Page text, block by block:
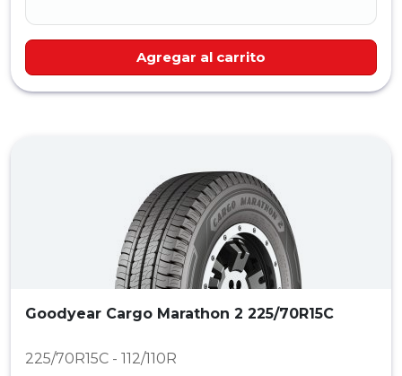
Agregar al carrito
Goodyear Cargo Marathon 2 225/70R15C
225/70R15C - 112/110R